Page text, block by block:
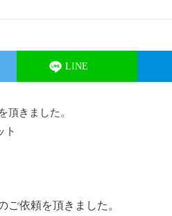
LINE
頂きました。
ト
依頼を頂きました。